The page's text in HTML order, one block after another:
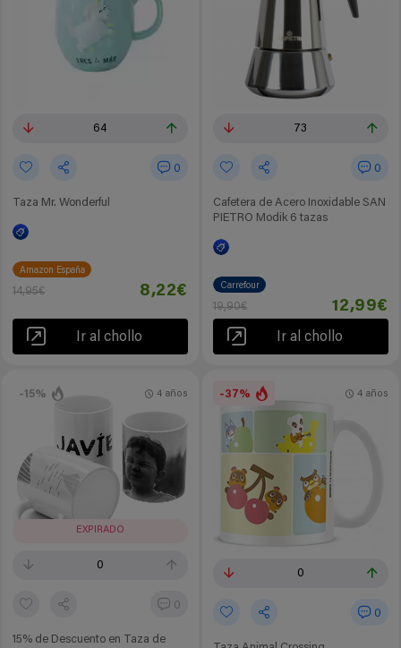
64
0
Taza Mr. Wonderful
Amazon España
14,95€ 8,22€
Ir al chollo
73
0
Cafetera de Acero Inoxidable SAN
PIETRO Modik 6 tazas
Carrefour
19,90€ 12,99€
Ir al chollo
-15%
EXPIRADO
0
0
15% de Descuento en Taza de
4 años -37%
0
0
4 años